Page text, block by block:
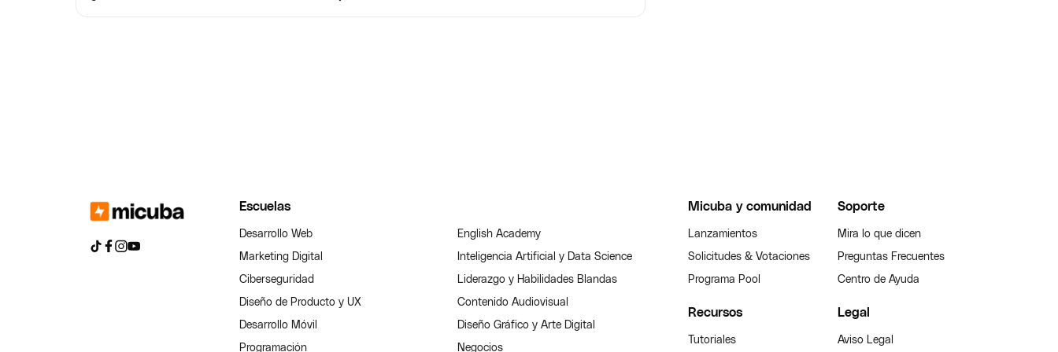
Escuelas
Desarrollo Web
English Academy
Marketing Digital
Inteligencia Artificial y Data Science
Ciberseguridad
Liderazgo y Habilidades Blandas
Diseño de Producto y UX
Contenido Audiovisual
Desarrollo Móvil
Diseño Gráfico y Arte Digital
Programación
Negocios
Micuba y comunidad
Lanzamientos
Solicitudes & Votaciones
Programa Pool
Soporte
Mira lo que dicen
Preguntas Frecuentes
Centro de Ayuda
Recursos
Tutoriales
Legal
Aviso Legal